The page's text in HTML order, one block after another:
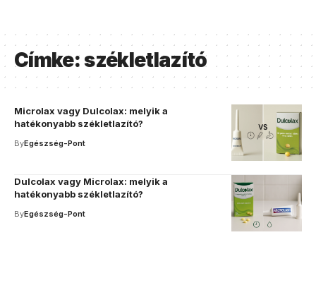
Címke:székletlazító
Microlax vagy Dulcolax: melyik a
hatékonyabb székletlazító?
ByEgészség-Pont
Dulcolax vagy Microlax: melyik a
hatékonyabb székletlazító?
ByEgészség-Pont